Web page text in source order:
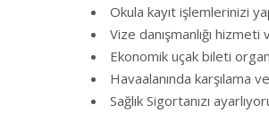
Okula kayıt işlemlerinizi
Vize danışmanlığı
Ekonomik uçak bileti
Havaalanında karşılama
Sağlık Sigortanızı